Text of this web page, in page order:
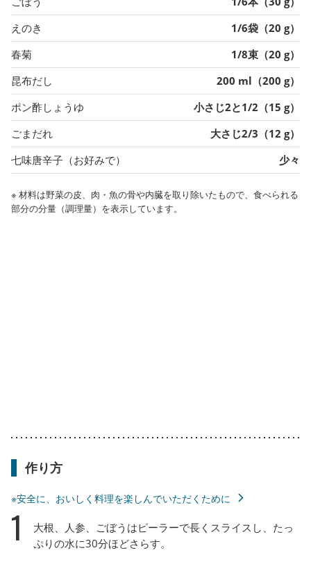
えのき
1/6袋（20 g）
春菊
1/8束（20 g）
昆布だし
200 ml（200 g）
ポン酢しょうゆ
小さじ2と1/2（15 g）
ごまだれ
大さじ2/3（12 g）
七味唐辛子（お好みで）
少々
※ 材料は野菜の皮、肉・魚の骨や内臓を取り除いたもので、食べられる
部分の分量（調理量）を表示しています。
作り方
※安全に、おいしく料理を楽しんでいただくために
1
大根、人参、ごぼうはピーラーで長くスライスし、たっ
ぷりの水に30分ほどさらす。